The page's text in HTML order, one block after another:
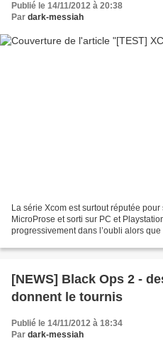
Publié le 14/11/2012 à 20:38
Par dark-messiah
La série Xcom est surtout réputée
MicroProse et sorti sur PC et
progressivement dans l’oubli alors
[NEWS] Black Ops 2 -
donnent le tournis
Publié le 14/11/2012 à 18:34
Par dark-messiah